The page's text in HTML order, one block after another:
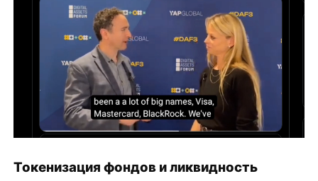
Токенизация фондов и ликвидность